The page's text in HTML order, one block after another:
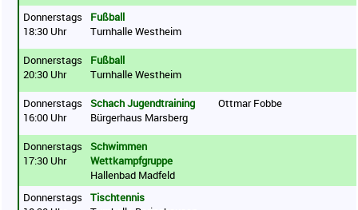
Donnerstags
18:30 Uhr
Fußball
Turnhalle Westheim
Donnerstags
20:30 Uhr
Fußball
Turnhalle Westheim
Donnerstags
16:00 Uhr
Schach Jugendtraining
Bürgerhaus Marsberg
Ottmar Fobbe
Donnerstags
17:30 Uhr
Schwimmen
Wettkampfgruppe
Hallenbad Madfeld
Donnerstags
Tischtennis